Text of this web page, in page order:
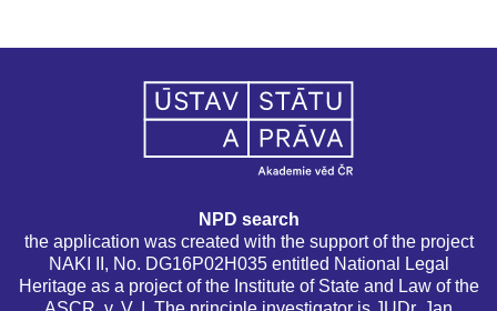
NPD search
the application was created with the support of the project
NAKI II, No. DG16P02H035 entitled National Legal
Heritage as a project of the Institute of State and Law of the